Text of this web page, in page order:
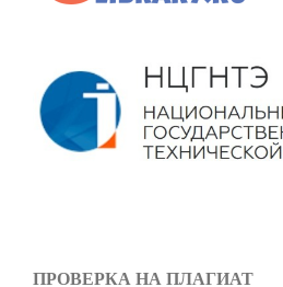
ПРОВЕРКА НА ПЛАГИАТ